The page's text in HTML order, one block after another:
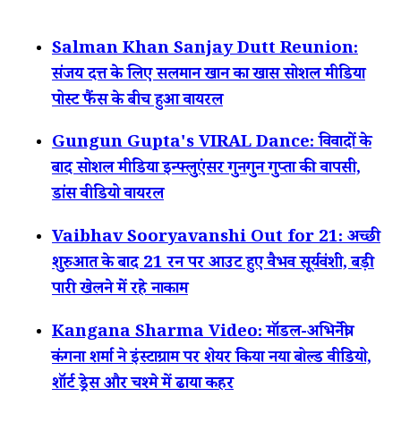
Salman Khan Sanjay Dutt Reunion:
संजय दत्त के लिए सलमान खान का खास सोशल मीडिया
पोस्ट फैंस के बीच हुआ वायरल
Gungun Gupta's VIRAL Dance: विवादों के
बाद सोशल मीडिया इन्फ्लुएंसर गुनगुन गुप्ता की वापसी,
डांस वीडियो वायरल
Vaibhav Sooryavanshi Out for 21: अच्छी
शुरुआत के बाद 21 रन पर आउट हुए वैभव सूर्यवंशी, बड़ी
पारी खेलने में रहे नाकाम
Kangana Sharma Video: मॉडल-अभिनेत्री
कंगना शर्मा ने इंस्टाग्राम पर शेयर किया नया बोल्ड वीडियो,
शॉर्ट ड्रेस और चश्मे में ढाया कहर